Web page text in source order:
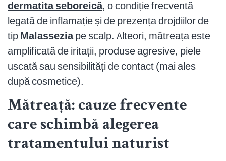
dermatita seboreică, o condiție frecventă
legată de inflamație și de prezența drojdiilor de
tip Malasseziape scalp. Alteori, mătreața este
amplificată de iritații, produse agresive, piele
uscată sau sensibilități de contact (mai ales
după cosmetice).
Mătreață: cauze frecvente
care schimbă alegerea
tratamentului naturist